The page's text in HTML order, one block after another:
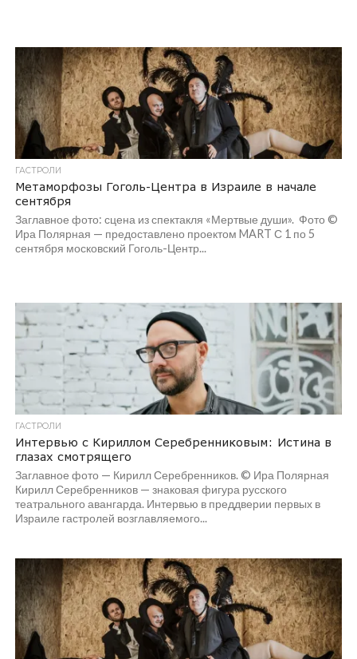
ГАСТРОЛИ
Метаморфозы Гоголь-Центра в Израиле в начале
сентября
Заглавное фото: сцена из спектакля «Мертвые души». Фото ©
Ира Полярная — предоставлено проектом MART С 1 по 5
сентября московский Гоголь-Центр...
ГАСТРОЛИ
Интервью с Кириллом Серебренниковым: Истина в
глазах смотрящего
Заглавное фото — Кирилл Серебренников. © Ира Полярная
Кирилл Серебренников — знаковая фигура русского
театрального авангарда. Интервью в преддверии первых в
Израиле гастролей возглавляемого...